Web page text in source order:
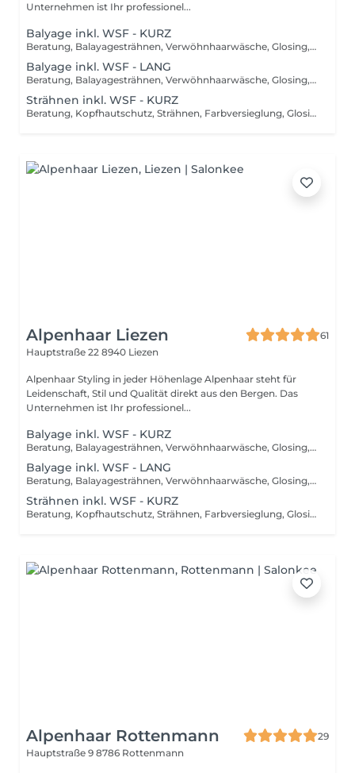
Unternehmen ist Ihr professionel...
Balyage inkl. WSF - KURZ
Beratung, Balayagesträhnen, Verwöhnhaarwäsche, Glosing, Farbversiegelung, waschen inkl. Pflegebehandlung, schneiden, föhnen, Styling inkl. Stylingsprodukte, bis Kinn lange Haare, ab
Balyage inkl. WSF - LANG
Beratung, Balayagesträhnen, Verwöhnhaarwäsche, Glosing, Farbversiegelung, waschen inkl. Pflegebehandlung, schneiden, föhnen, Styling inkl. Stylingsprodukte, ab Kinn lange Haare, ab
Strähnen inkl. WSF - KURZ
Beratung, Kopfhautschutz, Strähnen, Farbversieglung, Glosing, waschen inkl. Pflegebehandlung, schneiden, föhnen, Styling inkl. Stylingsprodukte, bis Kinn lange Haare, ab
Alpenhaar Liezen
61
Hauptstraße 22 8940 Liezen
Alpenhaar Styling in jeder Höhenlage Alpenhaar steht für
Leidenschaft, Stil und Qualität direkt aus den Bergen. Das
Unternehmen ist Ihr professionel...
Balyage inkl. WSF - KURZ
Beratung, Balayagesträhnen, Verwöhnhaarwäsche, Glosing, Farbversiegelung, waschen inkl. Pflegebehandlung, schneiden, föhnen, Styling inkl. Stylingsprodukte, bis Kinn lange Haare, ab
Balyage inkl. WSF - LANG
Beratung, Balayagesträhnen, Verwöhnhaarwäsche, Glosing, Farbversiegelung, waschen inkl. Pflegebehandlung, schneiden, föhnen, Styling inkl. Stylingsprodukte, ab Kinn lange Haare, ab
Strähnen inkl. WSF - KURZ
Beratung, Kopfhautschutz, Strähnen, Farbversieglung, Glosing, waschen inkl. Pflegebehandlung, schneiden, föhnen, Styling inkl. Stylingsprodukte, bis Kinn lange Haare, ab
Alpenhaar Rottenmann
29
Hauptstraße 9 8786 Rottenmann